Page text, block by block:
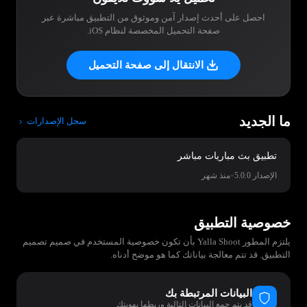
احصل على أحدث إصدار آمن وموثوق من التطبيق مباشرة عبر
صفحة التحميل المخصصة لنظام iOS.
الانتقال إلى صفحة التحميل
ما الجديد سجل الإصدارات
تطبيق بث مباريات مباشر
الإصدار 5.0.0 •منذ شهر
خصوصية التطبيق
يلتزم المطور Yalla Shoot بأن تكون خصوصية المستخدم في صميم تصميم
التطبيق. قد تتم معالجة بياناتك كما هو موضح أدناه.
البيانات المرتبطة بك
قد يتم جمع البيانات التالية وربطها بهويتك